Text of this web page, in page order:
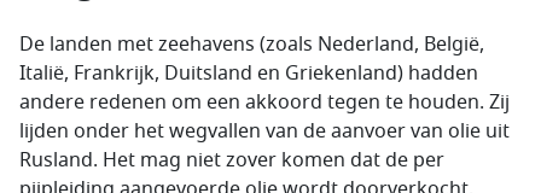
De landen met zeehavens (zoals Nederland, België,
Italië, Frankrijk, Duitsland en Griekenland) hadden
andere redenen om een akkoord tegen te houden. Zij
lijden onder het wegvallen van de aanvoer van olie uit
Rusland. Het mag niet zover komen dat de per